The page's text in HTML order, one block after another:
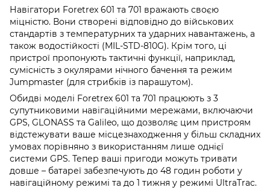
Навігатори Foretrex 601 та 701 вражають своєю
міцністю. Вони створені відповідно до військових
стандартів з температурних та ударних навантажень, а
також водостійкості (MIL-STD-810G). Крім того, ці
пристрої пропонують тактичні функції, наприклад,
сумісність з окулярами нічного бачення та режим
Jumpmaster (для стрибків із парашутом).
Обидві моделі Foretrex 601 та 701 працюють з 3
супутниковими навігаційними мережами, включаючи
GPS, GLONASS та Galileo, що дозволяє цим пристроям
відстежувати ваше місцезнаходження у більш складних
умовах порівняно з використанням лише однієї
системи GPS. Тепер ваші пригоди можуть тривати
довше – батареї забезпечують до 48 годин роботи у
навігаційному режимі та до 1 тижня у режимі UltraTrac.